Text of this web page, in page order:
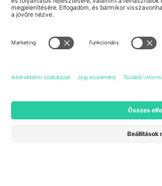
Unter den Linden 24, 10117
Berlin, Germany
Newark, Delaware 19713, United
States